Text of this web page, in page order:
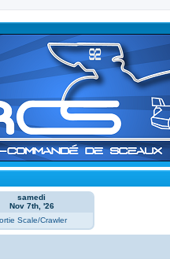
samedi
Nov 7th, '26
Scale/Crawler